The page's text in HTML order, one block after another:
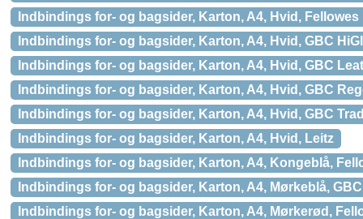
Indbindings for- og bagsider, Karton, A4, Hvid,
Indbindings for- og bagsider, Karton, A4, Hvid, GBC
Indbindings for- og bagsider, Karton, A4, Hvid, GBC
Indbindings for- og bagsider, Karton, A4, Hvid, GBC
Indbindings for- og bagsider, Karton, A4, Hvid, GBC
Indbindings for- og bagsider, Karton, A4, Hvid, Leitz
Indbindings for- og bagsider, Karton, A4, Kongeblå,
Indbindings for- og bagsider, Karton, A4, Mørkeblå,
Indbindings for- og bagsider, Karton, A4, Mørkerød,